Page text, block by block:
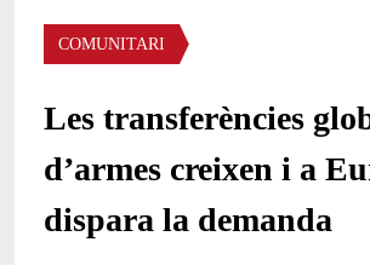
Àmbit de la notícia
COMUNITARI
Les transferències
d’armes creixen i a
dispara la demanda